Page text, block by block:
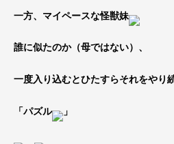
一方、マイペースな怪獣妹
誰に似たのか（母ではない）、
一度入り込むとひたすらそれをやり
「パズル 」